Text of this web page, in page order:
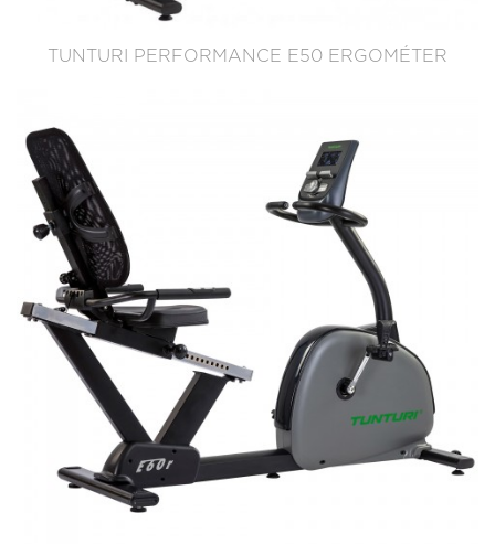
TUNTURI PERFORMANCE E50 ERGOMÉTER